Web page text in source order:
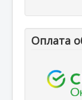
Оплата